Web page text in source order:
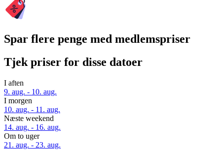
Spar flere penge med medlemspriser
Tjek priser for disse datoer
I aften
9. aug. - 10. aug.
I morgen
10. aug. - 11. aug.
Næste weekend
14. aug. - 16. aug.
Om to uger
21. aug. - 23. aug.